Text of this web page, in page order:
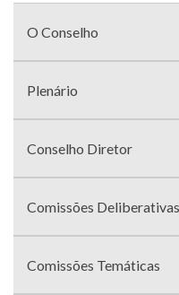
com
O Conselho
Plenário
Conselho Diretor
Comissões Deliberativas
Comissões Temáticas